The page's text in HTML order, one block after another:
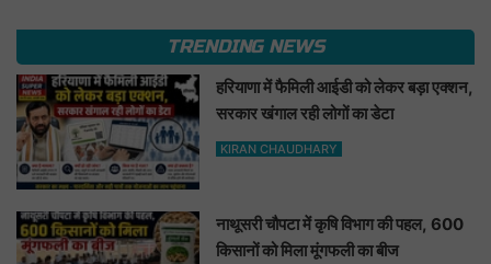
TRENDING NEWS
हरियाणा में फैमिली आईडी को लेकर बड़ा एक्शन,
सरकार खंगाल रही लोगों का डेटा
KIRAN CHAUDHARY
नाथूसरी चौपटा में कृषि विभाग की पहल, 600
किसानों को मिला मूंगफली का बीज